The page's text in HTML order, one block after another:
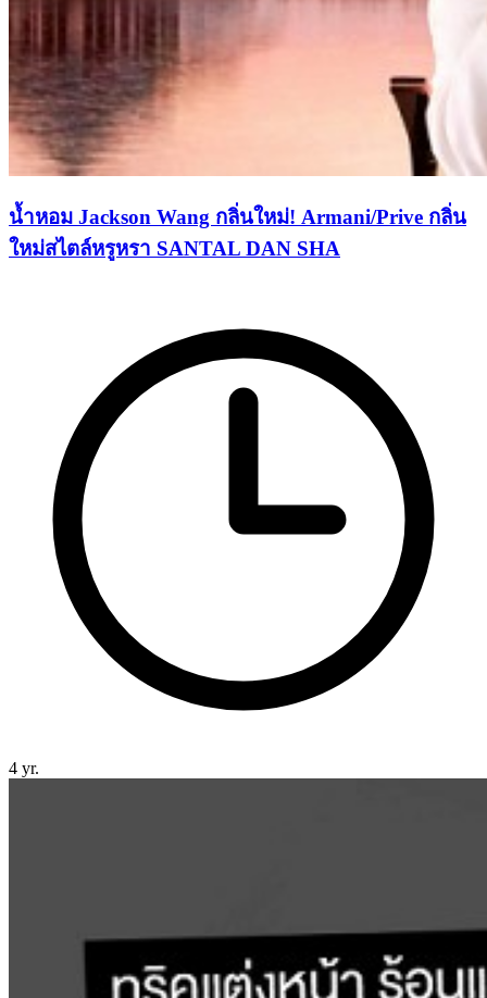
น้ำหอม Jackson Wang กลิ่นใหม่! Armani/Prive กลิ่น
ใหม่สไตล์หรูหรา SANTAL DAN SHA
4 yr.